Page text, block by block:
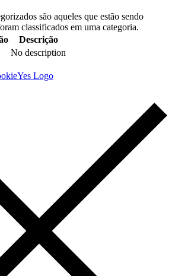
são aqueles que estão sendo
classificados em uma categoria.
Descrição
No description